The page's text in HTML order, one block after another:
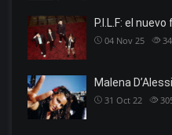
P.I.L.F: el
04 Nov 25
Malena
31 Oct 22